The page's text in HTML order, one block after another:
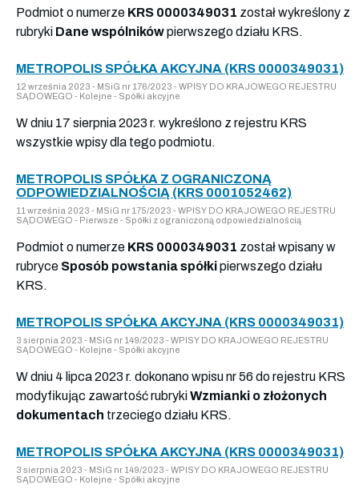
Podmiot o numerze KRS 0000349031 został wykreślony z
rubryki Dane wspólnikówpierwszego działu KRS.
METROPOLIS SPÓŁKA AKCYJNA (KRS 0000349031)
12 września 2023 - MSiG nr 176/2023 - WPISY DO KRAJOWEGO REJESTRU
SĄDOWEGO - Kolejne - Spółki akcyjne
W dniu 17 sierpnia 2023 r. wykreślono z rejestru KRS
wszystkie wpisy dla tego podmiotu.
METROPOLIS SPÓŁKA Z OGRANICZONĄ
ODPOWIEDZIALNOŚCIĄ (KRS 0001052462)
11 września 2023 - MSiG nr 175/2023 - WPISY DO KRAJOWEGO REJESTRU
SĄDOWEGO - Pierwsze - Spółki z ograniczoną odpowiedzialnością
Podmiot o numerze KRS 0000349031 został wpisany w
rubryce Sposób powstania spółkipierwszego działu
KRS.
METROPOLIS SPÓŁKA AKCYJNA (KRS 0000349031)
3 sierpnia 2023 - MSiG nr 149/2023 - WPISY DO KRAJOWEGO REJESTRU
SĄDOWEGO - Kolejne - Spółki akcyjne
W dniu 4 lipca 2023 r. dokonano wpisu nr 56 do rejestru KRS
modyfikując zawartość rubrykiWzmianki o złożonych
dokumentach trzeciego działu KRS.
METROPOLIS SPÓŁKA AKCYJNA (KRS 0000349031)
3 sierpnia 2023 - MSiG nr 149/2023 - WPISY DO KRAJOWEGO REJESTRU
SĄDOWEGO - Kolejne - Spółki akcyjne